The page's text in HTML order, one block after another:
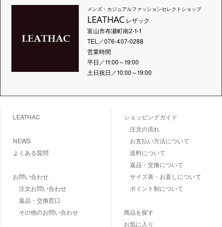
メンズ・カジュアルファッションセレクトショップ
LEATHACレザック
富山市布瀬町南2-1-1
TEL／076-407-0288
営業時間
平日／11:00～19:00
土日祝日／10:00～19:00
LEATHAC
NEWS
よくある質問
お問い合わせ
注文お問い合わせ
返品・交換窓口
その他のお問い合わせ
ショッピングガイド
注文の流れ
お支払い方法について
送料について
返品・交換について
サイズ表・お直しについて
ポイント制について
商品を探す
お気に入り